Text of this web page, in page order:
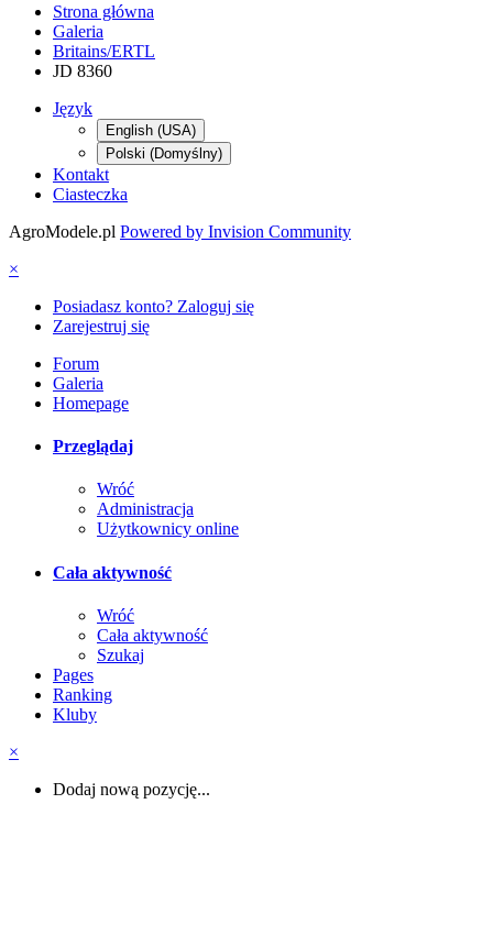
Strona główna
Galeria
Britains/ERTL
JD 8360
Język
English (USA)
Polski (Domyślny)
Kontakt
Ciasteczka
AgroModele.pl Powered by Invision Community
×
Posiadasz konto? Zaloguj się
Zarejestruj się
Forum
Galeria
Homepage
Przeglądaj
Wróć
Administracja
Użytkownicy online
Cała aktywność
Wróć
Cała aktywność
Szukaj
Pages
Ranking
Kluby
×
Dodaj nową pozycję...